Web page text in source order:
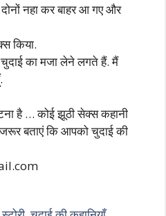
नहा कर बाहर आ गए और
किया.
का मजा लेने लगते हैं. मैं
है … कोई झूठी सेक्स कहानी
बताएं कि आपको चुदाई की